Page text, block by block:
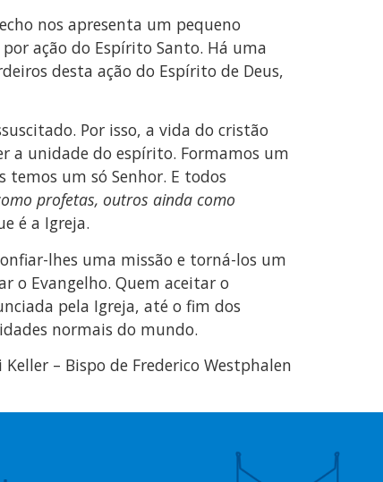
nos apresenta um pequeno
ação do Espírito Santo. Há uma
desta ação do Espírito de Deus,
Por isso, a vida do cristão
a unidade do espírito. Formamos um
um só Senhor. E todos
profetas, outros ainda como
é a Igreja.
lhes uma missão e torná-los um
o Evangelho. Quem aceitar o
pela Igreja, até o fim dos
normais do mundo.
– Bispo de Frederico Westphalen